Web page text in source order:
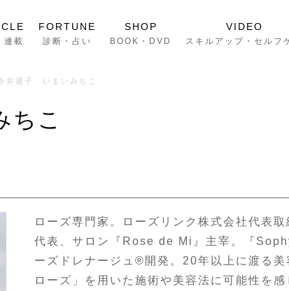
連載
FORTUNE
診断・占い
SHOP
BOOK・DVD
VIDEO
スキルアップ・セルフ
井通子 いまいみちこ
こ
ローズ専門家。ローズリンク株式会社代表
代表、サロン『Rose de Mi』主宰。『
ーズドレナージュ®開発。20年以上に渡る
ローズ」を用いた施術や美容法に可能性を